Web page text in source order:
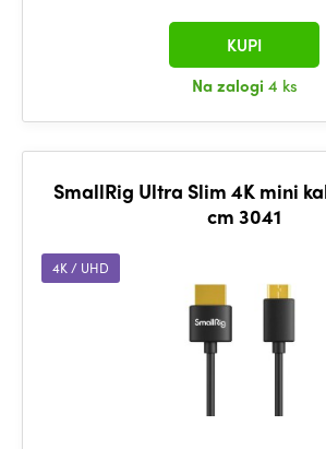
Na zalogi 4 ks
KUPI
SmallRig Ultra Slim 4K mini
cm 3041
4K / UHD